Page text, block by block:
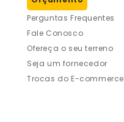
Perguntas Frequentes
Fale Conosco
Ofereça o seu terreno
Seja um fornecedor
Trocas do E-commerce